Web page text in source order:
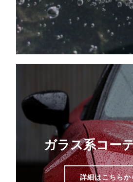
ガラス系コー
詳細はこちらか